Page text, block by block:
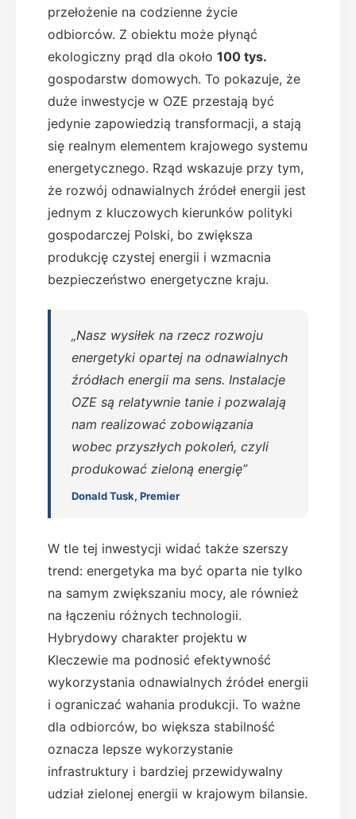
przełożenie na codzienne życie
odbiorców. Z obiektu może płynąć
ekologiczny prąd dla około 100 tys.
gospodarstw domowych. To pokazuje, że
duże inwestycje w OZE przestają być
jedynie zapowiedzią transformacji, a stają
się realnym elementem krajowego systemu
energetycznego. Rząd wskazuje przy tym,
że rozwój odnawialnych źródeł energii jest
jednym z kluczowych kierunków polityki
gospodarczej Polski, bo zwiększa
produkcję czystej energii i wzmacnia
bezpieczeństwo energetyczne kraju.
„Nasz wysiłek na rzecz rozwoju
energetyki opartej na odnawialnych
źródłach energii ma sens. Instalacje
OZE są relatywnie tanie i pozwalają
nam realizować zobowiązania
wobec przyszłych pokoleń, czyli
produkować zieloną energię”
Donald Tusk, Premier
W tle tej inwestycji widać także szerszy
trend: energetyka ma być oparta nie tylko
na samym zwiększaniu mocy, ale również
na łączeniu różnych technologii.
Hybrydowy charakter projektu w
Kleczewie ma podnosić efektywność
wykorzystania odnawialnych źródeł energii
i ograniczać wahania produkcji. To ważne
dla odbiorców, bo większa stabilność
oznacza lepsze wykorzystanie
infrastruktury i bardziej przewidywalny
udział zielonej energii w krajowym bilansie.